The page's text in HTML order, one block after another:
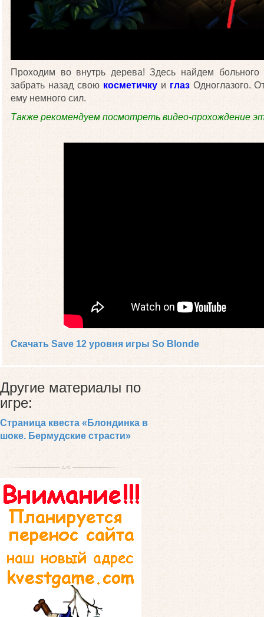
Проходим во внутрь дерева! Здесь найдем больного
забрать назад свою косметичкуи глазОдноглазого.
ему немного сил.
Также рекомендуем посмотреть видео-прохождение
Скачать Save 12 уровня игры So Blonde
Другие материалы по
игре:
Страница квеста «Блондинка в
шоке. Бермудские страсти»